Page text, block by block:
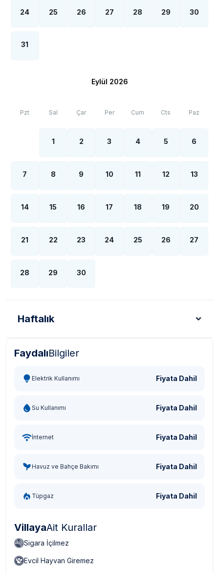
24 25 26 27 28 29 30
31
Eylül 2026
Pzt Sal Çar Per Cum Cts Paz
1 2 3 4 5 6
7 8 9 10 11 12 13
14 15 16 17 18 19 20
21 22 23 24 25 26 27
28 29 30
Haftalık
Türk Lirası - TL
FaydalıBilgiler
Elektrik Kullanımı Fiyata Dahil
Su Kullanımı Fiyata Dahil
İnternet Fiyata Dahil
Havuz ve Bahçe Bakımı Fiyata Dahil
Tüpgaz Fiyata Dahil
VillayaAit Kurallar
Sigara İçilmez
Evcil Hayvan Giremez